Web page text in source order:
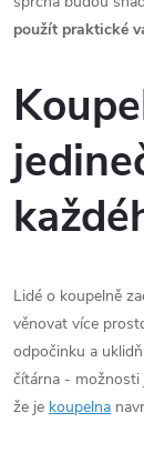
použít praktické
Lidé o koupelně
věnovat více
odpočinku a
čítárna - možnosti
že je koupelna